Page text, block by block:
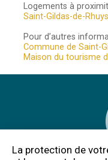
Logements à
Saint-Gildas-de-Rhuys
Pour d’autres
Commune de Saint-
Maison du tourisme